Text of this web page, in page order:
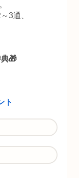
3通、
🎁
ト